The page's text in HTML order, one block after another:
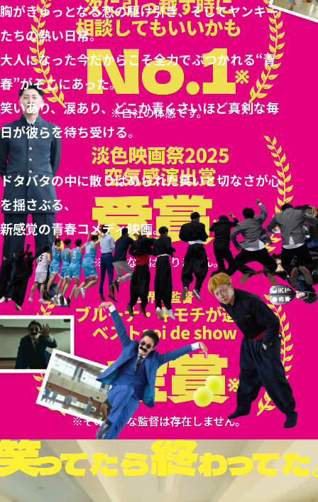
胸がきゅっとなる恋の駆け引き、そしてヤンキー
たちの熱い日常。
大人になった今だからこそ全力でぶつかれる“青
春”がそこにあった。
笑いあり、涙あり、どこか青くさいほど真剣な毎
日が彼らを待ち受ける。
ドタバタの中に散りばめられた笑いと切なさが心
を揺さぶる、
新感覚の青春コメディ映画。